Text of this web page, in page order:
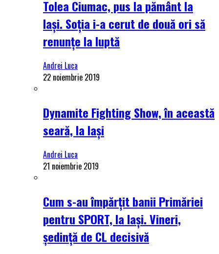
Tolea Ciumac, pus la pământ la
Iași. Soția i-a cerut de două ori să
renunțe la luptă
Andrei Luca
22 noiembrie 2019
Dynamite Fighting Show, în această
seară, la Iași
Andrei Luca
21 noiembrie 2019
Cum s-au împărțit banii Primăriei
pentru SPORT, la Iași. Vineri,
ședință de CL decisivă